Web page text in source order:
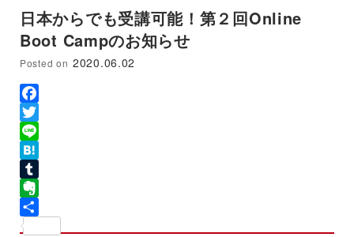
日本からでも受講可能！第２回Online
Boot Campのお知らせ
Posted on 2020.06.02
Facebook
Twitter
Line
Hatena
Tumblr
Evernote